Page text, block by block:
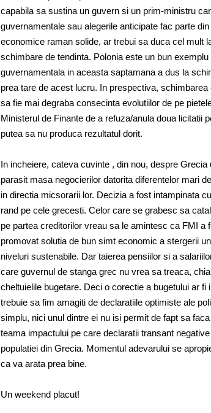
capabila sa sustina un guvern si un prim-ministru
guvernamentale sau alegerile anticipate fac parte
economice raman solide, ar trebui sa duca cel mult
schimbare de tendinta. Polonia este un bun
guvernamentala in aceasta saptamana a dus la
prea tare de acest lucru. In prespectiva,
sa fie mai degraba consecinta evolutiilor de pe
Ministerul de Finante de a refuza/anula doua licitatii
putea sa nu produca rezultatul dorit.
In incheiere, cateva cuvinte , din nou, despre
parasit masa negocierilor datorita diferentelor mari
in directia micsorarii lor. Decizia a fost intampinata
rand pe cele grecesti. Celor care se grabesc sa
pe partea creditorilor vreau sa le amintesc ca FMI
promovat solutia de bun simt economic a stergerii
niveluri sustenabile. Dar taierea pensiilor si a
care guvernul de stanga grec nu vrea sa treaca,
cheltuielile bugetare. Deci o corectie a bugetului ar
trebuie sa fim amagiti de declaratiile optimiste ale
simplu, nici unul dintre ei nu isi permit de fapt sa
teama impactului pe care declaratii transant
populatiei din Grecia. Momentul adevarului se
ca va arata prea bine.
Un weekend placut!